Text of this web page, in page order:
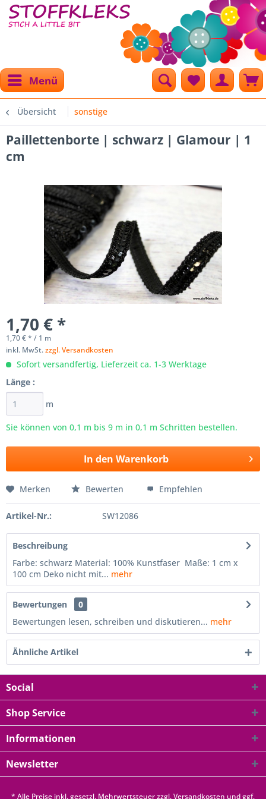
Menü
Übersicht sonstige
Paillettenborte | schwarz | Glamour | 1
cm
1,70 € *
1,70 € * / 1 m
inkl. MwSt.zzgl. Versandkosten
Sofort versandfertig, Lieferzeit ca. 1-3 Werktage
Länge :
m
Sie können von 0,1 m bis 9 m in 0,1 m Schritten bestellen.
In den Warenkorb
Merken Bewerten Empfehlen
Artikel-Nr.: SW12086
Beschreibung
Farbe: schwarz Material: 100% Kunstfaser Maße: 1 cm x
100 cm Deko nicht mit... mehr
Bewertungen
0
Bewertungen lesen, schreiben und diskutieren... mehr
Ähnliche Artikel
Social
Shop Service
Informationen
Newsletter
* Alle Preise inkl. gesetzl. Mehrwertsteuer zzgl.Versandkosten und ggf.